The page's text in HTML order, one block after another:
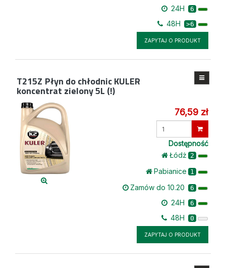
24H 6
48H >6
ZAPYTAJ O PRODUKT
T215Z Płyn do chłodnic KULER
koncentrat zielony 5L (!)
76,59 zł
Dostępność
Łódż 2
Pabianice 1
Zamów do 10.20 6
24H 6
48H 0
ZAPYTAJ O PRODUKT